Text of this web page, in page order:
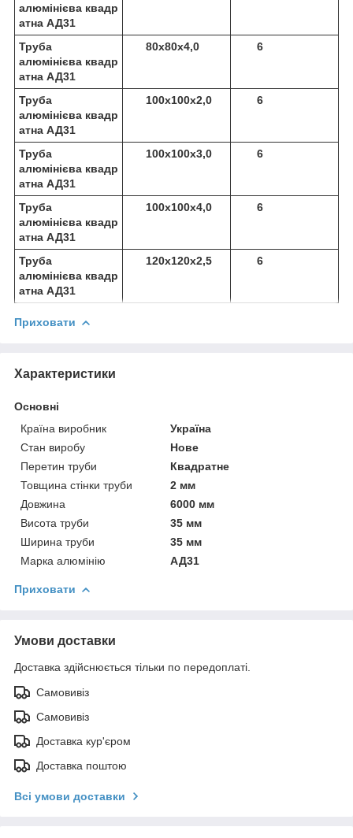
алюмінієва квадр
атна АД31
Труба
алюмінієва квадр
атна АД31
80х80х4,0 6
Труба
алюмінієва квадр
атна АД31
100х100х2,0 6
Труба
алюмінієва квадр
атна АД31
100х100х3,0 6
Труба
алюмінієва квадр
атна АД31
100х100х4,0 6
Труба
алюмінієва квадр
атна АД31
120х120х2,5 6
Приховати
Характеристики
Основні
Країна виробник
Україна
Стан виробу
Нове
Перетин труби
Квадратне
Товщина стінки труби
2 мм
Довжина
6000 мм
Висота труби
35 мм
Ширина труби
35 мм
Марка алюмінію
АД31
Приховати
Умови доставки
Доставка здійснюється тільки по передоплаті.
Самовивіз
Самовивіз
Доставка кур'єром
Доставка поштою
Всі умови доставки